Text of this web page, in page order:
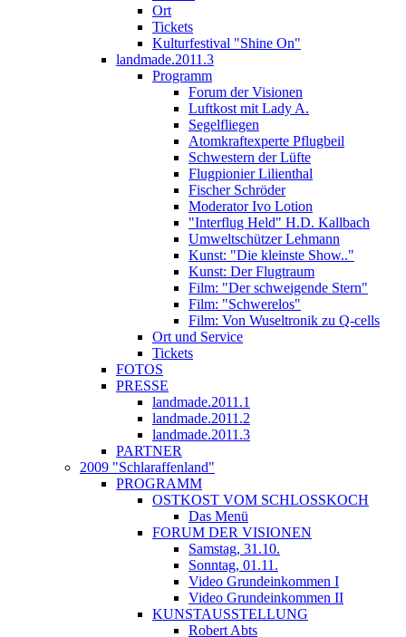
Ort
Tickets
Kulturfestival "Shine On"
landmade.2011.3
Programm
Forum der Visionen
Luftkost mit Lady A.
Segelfliegen
Atomkraftexperte Pflugbeil
Schwestern der Lüfte
Flugpionier Lilienthal
Fischer Schröder
Moderator Ivo Lotion
"Interflug Held" H.D. Kallbach
Umweltschützer Lehmann
Kunst: "Die kleinste Show.."
Kunst: Der Flugtraum
Film: "Der schweigende Stern"
Film: "Schwerelos"
Film: Von Wuseltronik zu Q-cells
Ort und Service
Tickets
FOTOS
PRESSE
landmade.2011.1
landmade.2011.2
landmade.2011.3
PARTNER
2009 "Schlaraffenland"
PROGRAMM
OSTKOST VOM SCHLOSSKOCH
Das Menü
FORUM DER VISIONEN
Samstag, 31.10.
Sonntag, 01.11.
Video Grundeinkommen I
Video Grundeinkommen II
KUNSTAUSSTELLUNG
Robert Abts